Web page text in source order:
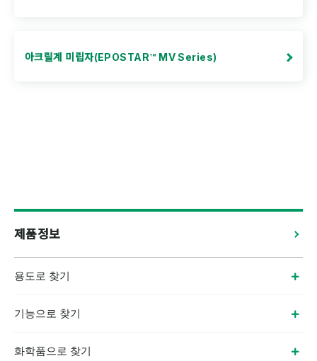
아크릴계 미립자(EPOSTAR™ MV Series)
제품정보
용도로 찾기
기능으로 찾기
화학품으로 찾기